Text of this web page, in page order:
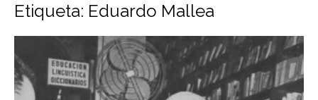
Hoy
Etiqueta: Eduardo Mallea